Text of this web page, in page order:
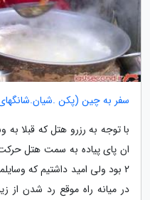
سفر به چین (پکن
با توجه به رزرو هتل که قبلا
ان پای پیاده به سمت هتل
2 بود ولی امید داشتیم که
در میانه راه موقع رد شدن از